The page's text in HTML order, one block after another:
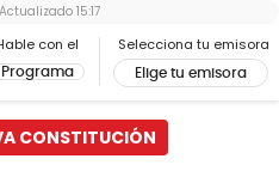
con el
Programa
Selecciona tu emisora
Elige tu emisora
Actualizado 15:17
CONSTITUCIÓN